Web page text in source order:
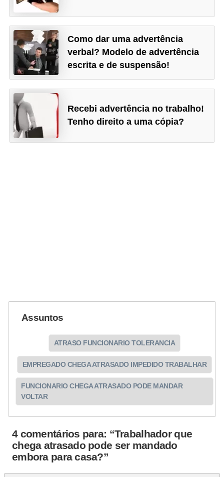
Como dar uma advertência
verbal? Modelo de advertência
escrita e de suspensão!
Recebi advertência no trabalho!
Tenho direito a uma cópia?
Assuntos
ATRASO FUNCIONARIO TOLERANCIA
EMPREGADO CHEGA ATRASADO IMPEDIDO TRABALHAR
FUNCIONARIO CHEGA ATRASADO PODE MANDAR
VOLTAR
4 comentários para: “Trabalhador que
chega atrasado pode ser mandado
embora para casa?”